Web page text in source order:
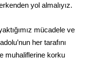
yol almalıyız.
mücadele ve
her tarafını
muhaliflerine korku